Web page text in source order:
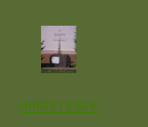
Egyházközség
Kategóriák
HIRDETÉSEK